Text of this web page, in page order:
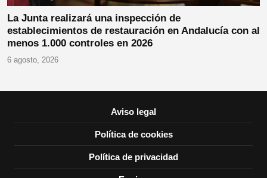
La Junta realizará una inspección de
establecimientos de restauración en Andalucía con al
menos 1.000 controles en 2026
6 agosto, 2026
Aviso legal
Política de cookies
Política de privacidad